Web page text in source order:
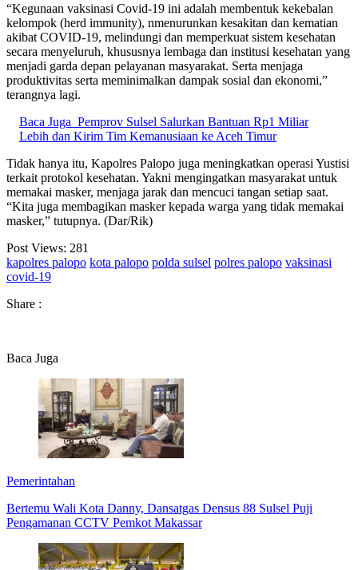
“Kegunaan vaksinasi Covid-19 ini adalah membentuk kekebalan
kelompok (herd immunity), nmenurunkan kesakitan dan kematian
akibat COVID-19, melindungi dan memperkuat sistem kesehatan
secara menyeluruh, khususnya lembaga dan institusi kesehatan yang
menjadi garda depan pelayanan masyarakat. Serta menjaga
produktivitas serta meminimalkan dampak sosial dan ekonomi,”
terangnya lagi.
Baca Juga Pemprov Sulsel Salurkan Bantuan Rp1 Miliar
Lebih dan Kirim Tim Kemanusiaan ke Aceh Timur
Tidak hanya itu, Kapolres Palopo juga meningkatkan operasi Yustisi
terkait protokol kesehatan. Yakni mengingatkan masyarakat untuk
memakai masker, menjaga jarak dan mencuci tangan setiap saat.
“Kita juga membagikan masker kepada warga yang tidak memakai
masker,” tutupnya. (Dar/Rik)
Post Views: 281
kapolres palopo kota palopo polda sulsel polres palopo vaksinasi
covid-19
Share :
Baca Juga
Pemerintahan
Bertemu Wali Kota Danny, Dansatgas Densus 88 Sulsel Puji
Pengamanan CCTV Pemkot Makassar